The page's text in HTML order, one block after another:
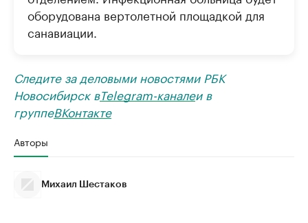
оборудована вертолетной площадкой для
санавиации.
Следите за деловыми новостями РБК
Новосибирск вTelegram-каналеи в
группеВКонтакте
Авторы
Михаил Шестаков